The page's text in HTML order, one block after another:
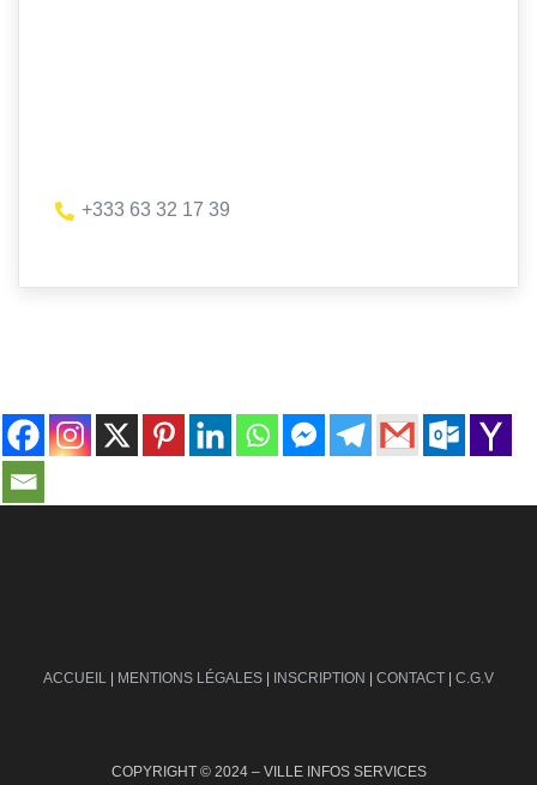
+333 63 32 17 39
ACCUEIL | MENTIONS LÉGALES | INSCRIPTION | CONTACT | C.G.V
COPYRIGHT © 2024 – VILLE INFOS SERVICES